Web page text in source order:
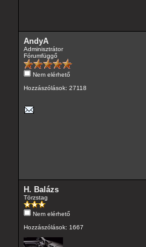
AndyA
Adminisztrátor
Fórumfüggő
Nem elérhető
Hozzászólások: 27118
H. Balázs
Törzstag
Nem elérhető
Hozzászólások: 1667